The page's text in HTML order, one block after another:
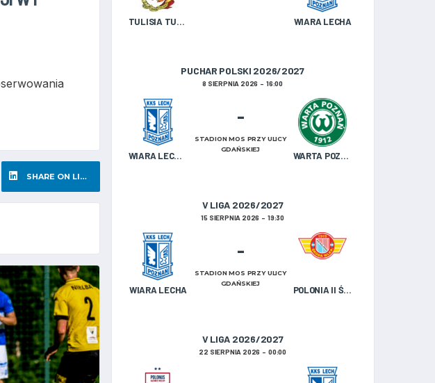
SHARE ON LINKEDIN
TULISIA TULISZKÓW WIARA LECHA
PUCHAR POLSKI 2026/2027
8 SIERPNIA 2026 16:00
WIARA LECHA OLDBOJE WARTA POZNAŃ U-19
-
STADION MOS PRZY ULICY
GDAŃSKIEJ
V LIGA 2026/2027
15 SIERPNIA 2026 19:30
WIARA LECHA POLONIA II ŚRODA WIELKOPOLSKA
-
STADION MOS PRZY ULICY
GDAŃSKIEJ
V LIGA 2026/2027
22 SIERPNIA 2026 00:00